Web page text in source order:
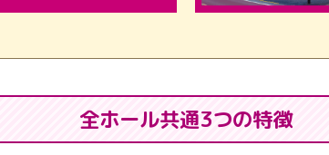
全ホール共通3つの特徴